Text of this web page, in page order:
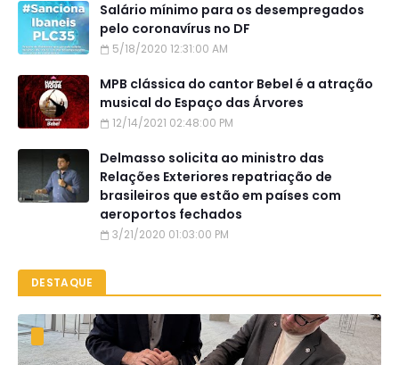
Salário mínimo para os desempregados
pelo coronavírus no DF
5/18/2020 12:31:00 AM
MPB clássica do cantor Bebel é a atração
musical do Espaço das Árvores
12/14/2021 02:48:00 PM
Delmasso solicita ao ministro das
Relações Exteriores repatriação de
brasileiros que estão em países com
aeroportos fechados
3/21/2020 01:03:00 PM
DESTAQUE